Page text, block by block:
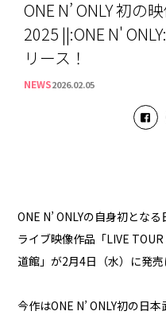
ONE N’ ONLY 初の
2025 ||:ONE N'
リース！
NEWS2026.02.05
ONE N’ ONLYの自身初とな
ライブ映像作品「LIVE
道館」が2月4日（水）に発売
今作はONE N’ ONLY初の日